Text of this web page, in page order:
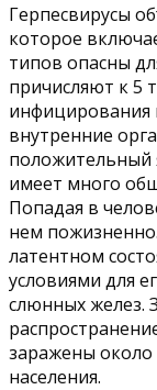
Герпесвирусы
которое
типов опасны
причисляют к 5
инфицирования
внутренние
положительный
имеет много
Попадая в
нем
латентном
условиями для
слюнных желез.
заражены около
населения.